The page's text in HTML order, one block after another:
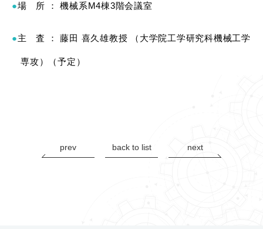
場 所 ： 機械系M4棟3階会議室
主 査 ： 藤田 喜久雄教授 （大学院工学研究科機械工学
専攻）（予定）
prev back to list next